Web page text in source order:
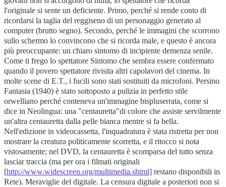
l'originale si sente un deficiente. Primo, perché si rende conto di
ricordarsi la taglia del reggiseno di un personaggio generato al
computer (brutto segno). Secondo, perché le immagini che scorrono
sullo schermo lo convincono che si ricorda male, e questo è ancora
più preoccupante: un chiaro sintomo di incipiente demenza senile.
Come ti frego lo spettatore Sintomo che sembra essere confermato
quando il povero spettatore rivisita altri capolavori del cinema. In
molte scene di E.T., i fucili sono stati sostituiti da microfoni. Persino
Fantasia (1940) è stato sottoposto a pulizia in perfetto stile
orwelliano perché conteneva un'immagine bispluserrata, come si
dice in Neolingua: una "centauretta"di colore che assiste servilmente
un'altra centauretta dalla pelle bianca mentre si fa bella.
Nell'edizione in videocassetta, l'inquadratura è stata ristretta per non
mostrare la creatura politicamente scorretta, e il ritocco si nota
vistosamente; nel DVD, la centauretta è scomparsa del tutto senza
lasciar traccia (ma per ora i filmati originali
[http://www.widescreen.org/multimedia.shtml] restano disponibili in
Rete). Meraviglie del digitale. La censura digitale a posteriori non si